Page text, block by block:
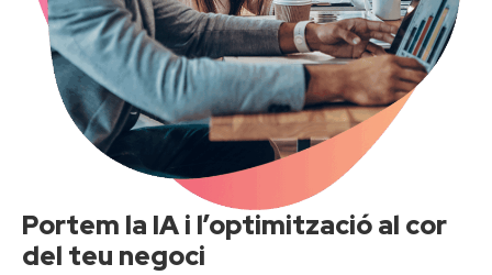
Portem la IA i l’optimització al cor
del teu negoci